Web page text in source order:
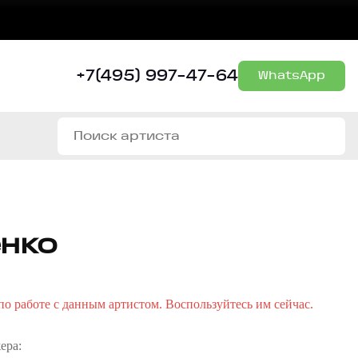
+7(495) 997-47-64 WhatsApp
работе с данным артистом. Воспользуйтесь им сейчас.